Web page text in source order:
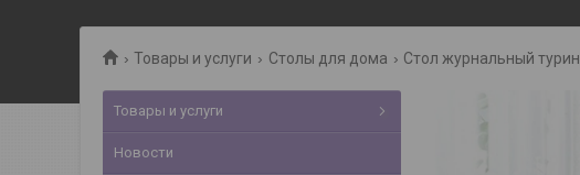
Товары и услуги Столы для дома Стол журнальный турин
Товары и услуги
Новости